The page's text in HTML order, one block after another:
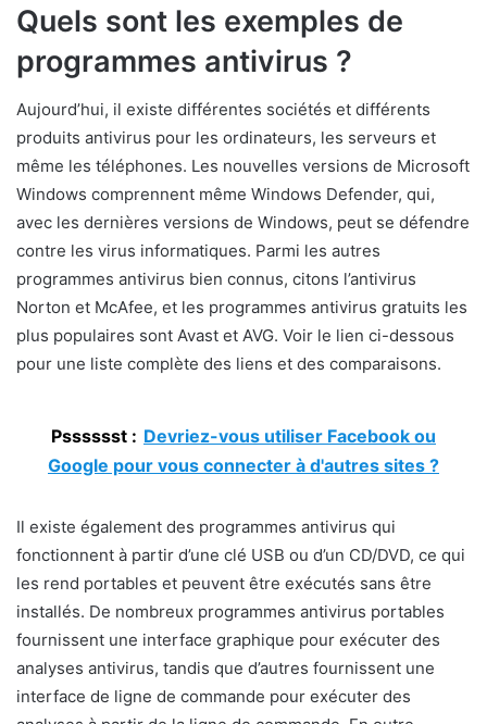
Quels sont les exemples de
programmes antivirus ?
Aujourd’hui, il existe différentes sociétés et différents
produits antivirus pour les ordinateurs, les serveurs et
même les téléphones. Les nouvelles versions de Microsoft
Windows comprennent même Windows Defender, qui,
avec les dernières versions de Windows, peut se défendre
contre les virus informatiques. Parmi les autres
programmes antivirus bien connus, citons l’antivirus
Norton et McAfee, et les programmes antivirus gratuits les
plus populaires sont Avast et AVG. Voir le lien ci-dessous
pour une liste complète des liens et des comparaisons.
Psssssst : Devriez-vous utiliser Facebook ou
Google pour vous connecter à d'autres sites ?
Il existe également des programmes antivirus qui
fonctionnent à partir d’une clé USB ou d’un CD/DVD, ce qui
les rend portables et peuvent être exécutés sans être
installés. De nombreux programmes antivirus portables
fournissent une interface graphique pour exécuter des
analyses antivirus, tandis que d’autres fournissent une
interface de ligne de commande pour exécuter des